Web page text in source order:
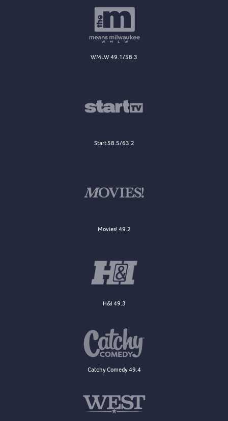
WMLW 49.1/58.3
Start 58.5/63.2
Movies! 49.2
H&I 49.3
Catchy Comedy 49.4